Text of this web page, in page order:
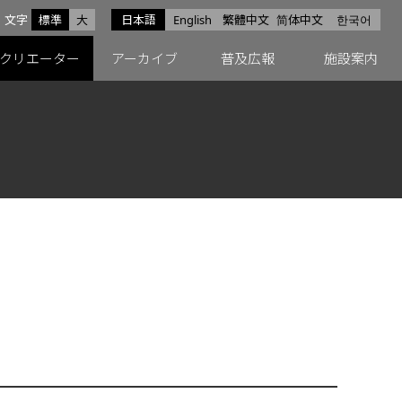
日本語 English 繁體中文 简体中文 한국어
文字サイズ
標準 大
ースfacebook
ースX
スペースInstagram
リエーター アーカイブ 普及広報 施設案内